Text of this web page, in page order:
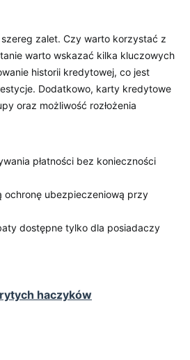
zalet. Czy warto korzystać z
warto wskazać kilka kluczowych
historii kredytowej, co jest
Dodatkowo, karty kredytowe
oraz możliwość rozłożenia
płatności bez konieczności
ochronę ubezpieczeniową przy
dostępne tylko dla posiadaczy
haczyków